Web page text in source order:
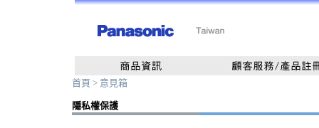
首頁 > 意見箱
隱私權保護